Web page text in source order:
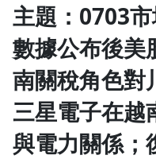
主題：0703
數據公布後美
南關稅角色對
三星電子在越
與電力關係；